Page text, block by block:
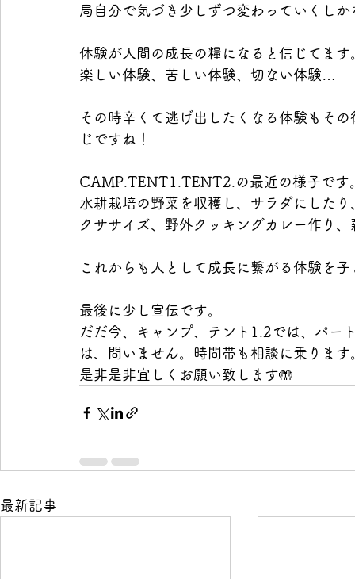
局自分で気づき少しずつ変わっていくしか
体験が人間の成長の糧になると信じてます
楽しい体験、苦しい体験、切ない体験…
その時辛くて逃げ出したくなる体験もそ
じですね！
CAMP.TENT1.TENT2.の最近の様子です
水耕栽培の野菜を収穫し、サラダにした
クササイズ、野外クッキングカレー作り
これからも人として成長に繋がる体験を
最後に少し宣伝です。
だだ今、キャンプ、テント1.2では、パー
は、問いません。時間帯も相談に乗りま
是非是非宜しくお願い致します🤲
最新記事